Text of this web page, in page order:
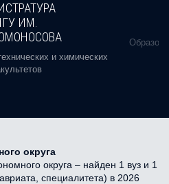
ИМ.
и химических
округа
округа – найден 1 вуз и 1
специалитета) в 2026